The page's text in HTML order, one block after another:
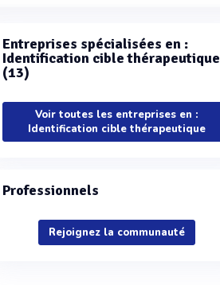
Entreprises spécialisées en :
Identification cible thérapeutique
(13)
Voir toutes les entreprises en :
Identification cible thérapeutique
Professionnels
Rejoignez la communauté